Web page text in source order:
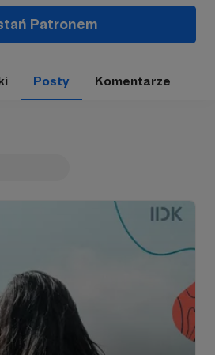
Patronem
Posty Komentarze